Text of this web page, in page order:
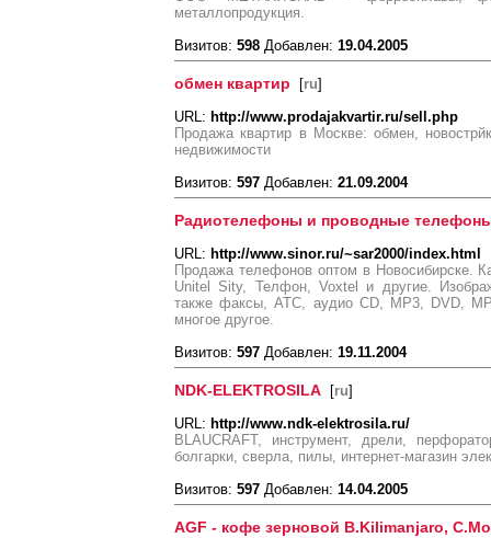
металлопродукция.
Визитов: 598 Добавлен: 19.04.2005
обмен квартир [ru]
URL: http://www.prodajakvartir.ru/sell.php
Продажа квартир в Москве: обмен,
недвижимости
Визитов: 597 Добавлен: 21.09.2004
Радиотелефоны и проводные
URL: http://www.sinor.ru/~sar2000/index.html
Продажа телефонов оптом в Новосибирске.
Unitel Sity, Телфон, Voxtel и другие.
также факсы, АТС, аудио CD, MP3, DVD,
многое другое.
Визитов: 597 Добавлен: 19.11.2004
NDK-ELEKTROSILA [ru]
URL: http://www.ndk-elektrosila.ru/
BLAUCRAFT, инструмент, дрели,
болгарки, сверла, пилы, интернет-магазин
Визитов: 597 Добавлен: 14.04.2005
AGF - кофе зерновой B.Kilimanjaro,